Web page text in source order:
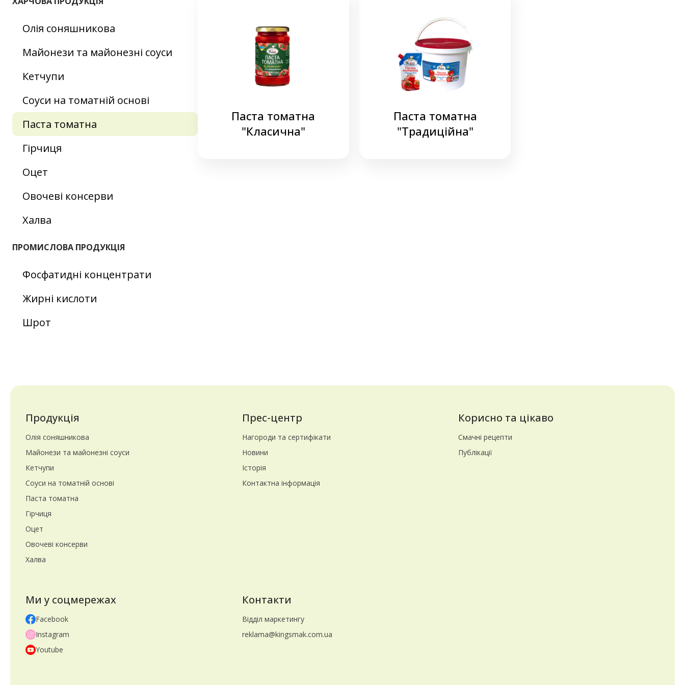
Олія соняшникова
Майонези та майонезні соуси
Кетчупи
Соуси на томатній основі
Паста томатна
Гірчиця
Оцет
Овочеві консерви
Халва
ПРОМИСЛОВА ПРОДУКЦІЯ
Фосфатидні концентрати
Жирні кислоти
Шрот
Паста томатна
"Класична"
Паста томатна
"Традиційна"
Продукція
Олія соняшникова
Майонези та майонезні соуси
Кетчупи
Соуси на томатній основі
Паста томатна
Гірчиця
Оцет
Овочеві консерви
Халва
Прес-центр
Нагороди та сертифікати
Новини
Історія
Контактна інформація
Корисно та цікаво
Смачні рецепти
Публікації
Ми у соцмережах
Facebook
Instagram
Youtube
Контакти
Відділ маркетингу
reklama@kingsmak.com.ua